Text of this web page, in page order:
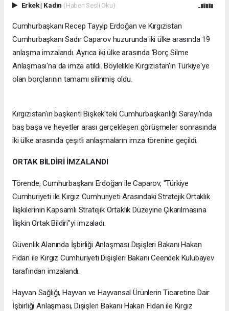
Erkek| Kadın (Haberi Sesli Oku)
Cumhurbaşkanı Recep Tayyip Erdoğan ve Kırgızistan
Cumhurbaşkanı Sadır Caparov huzurunda iki ülke arasında 19
anlaşma imzalandı. Ayrıca iki ülke arasında 'Borç Silme
Anlaşması'na da imza atıldı. Böylelikle Kırgızistan'ın Türkiye'ye
olan borçlarının tamamı silinmiş oldu.
Kırgızistan'ın başkenti Bişkek'teki Cumhurbaşkanlığı Sarayı'nda
baş başa ve heyetler arası gerçekleşen görüşmeler sonrasında
iki ülke arasında çeşitli anlaşmaların imza törenine geçildi.
ORTAK BİLDİRİ İMZALANDI
Törende, Cumhurbaşkanı Erdoğan ile Caparov, "Türkiye
Cumhuriyeti ile Kırgız Cumhuriyeti Arasındaki Stratejik Ortaklık
İlişkilerinin Kapsamlı Stratejik Ortaklık Düzeyine Çıkarılmasına
İlişkin Ortak Bildiri"yi imzaladı.
Güvenlik Alanında İşbirliği Anlaşması Dışişleri Bakanı Hakan
Fidan ile Kırgız Cumhuriyeti Dışişleri Bakanı Ceendek Kulubayev
tarafından imzalandı.
Hayvan Sağlığı, Hayvan ve Hayvansal Ürünlerin Ticaretine Dair
İşbirliği Anlaşması, Dışişleri Bakanı Hakan Fidan ile Kırgız